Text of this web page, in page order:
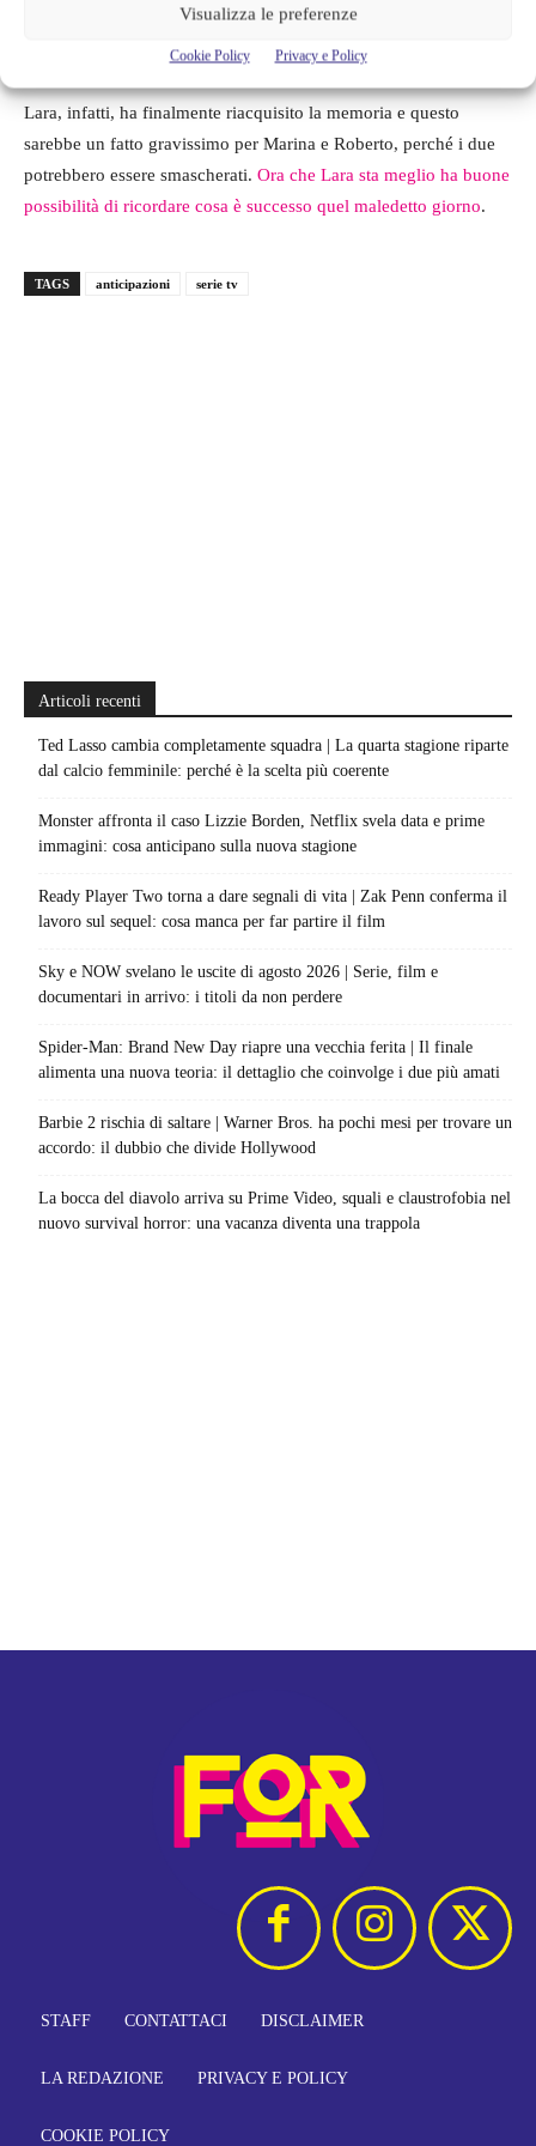
Visualizza le preferenze
Cookie Policy Privacy e Policy
puntate, perché vivranno momenti di panico, dove tutto
sembrerà crollare definitivamente.
Lara, infatti, ha finalmente riacquisito la memoria e questo
sarebbe un fatto gravissimo per Marina e Roberto, perché i due
potrebbero essere smascherati. Ora che Lara sta meglio ha buone
possibilità di ricordare cosa è successo quel maledetto giorno.
TAGS anticipazioni serie tv
Articoli recenti
Ted Lasso cambia completamente squadra | La quarta stagione riparte
dal calcio femminile: perché è la scelta più coerente
Monster affronta il caso Lizzie Borden, Netflix svela data e prime
immagini: cosa anticipano sulla nuova stagione
Ready Player Two torna a dare segnali di vita | Zak Penn conferma il
lavoro sul sequel: cosa manca per far partire il film
Sky e NOW svelano le uscite di agosto 2026 | Serie, film e
documentari in arrivo: i titoli da non perdere
Spider-Man: Brand New Day riapre una vecchia ferita | Il finale
alimenta una nuova teoria: il dettaglio che coinvolge i due più amati
Barbie 2 rischia di saltare | Warner Bros. ha pochi mesi per trovare un
accordo: il dubbio che divide Hollywood
La bocca del diavolo arriva su Prime Video, squali e claustrofobia nel
nuovo survival horror: una vacanza diventa una trappola
STAFF CONTATTACI DISCLAIMER
LA REDAZIONE PRIVACY E POLICY
COOKIE POLICY